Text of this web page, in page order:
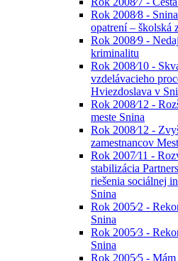
Rok 2008⁄8 -
opatrení – školská
Rok 2008⁄9 -
kriminalitu
Rok 2008⁄10 -
vzdelávacieho
Hviezdoslava v
Rok 2008⁄12 -
meste Snina
Rok 2008⁄12 -
zamestnancov
Rok 2007⁄11 -
stabilizácia
riešenia sociálnej
Snina
Rok 2005⁄2 -
Snina
Rok 2005⁄3 -
Snina
Rok 2005⁄5 -